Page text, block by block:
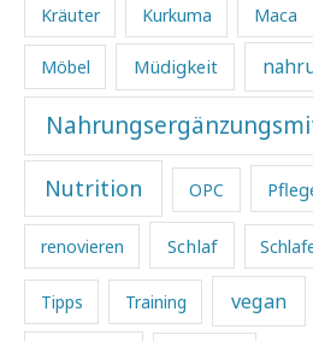
Kräuter Kurkuma Maca
Möbel Müdigkeit
Nutrition OPC
renovieren Schlaf
Tipps Training vegan